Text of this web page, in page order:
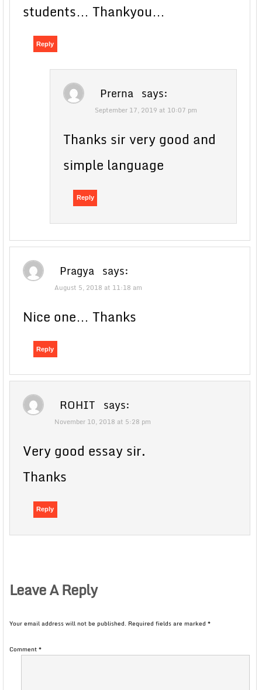
students… Thankyou…
Reply
Prerna says:
September 17, 2019 at 10:07 pm
Thanks sir very good and
simple language
Reply
Pragya says:
August 5, 2018 at 11:18 am
Nice one… Thanks
Reply
ROHIT says:
November 10, 2018 at 5:28 pm
Very good essay sir.
Thanks
Reply
Leave A Reply
Your email address will not be published. Required fields are marked *
Comment*